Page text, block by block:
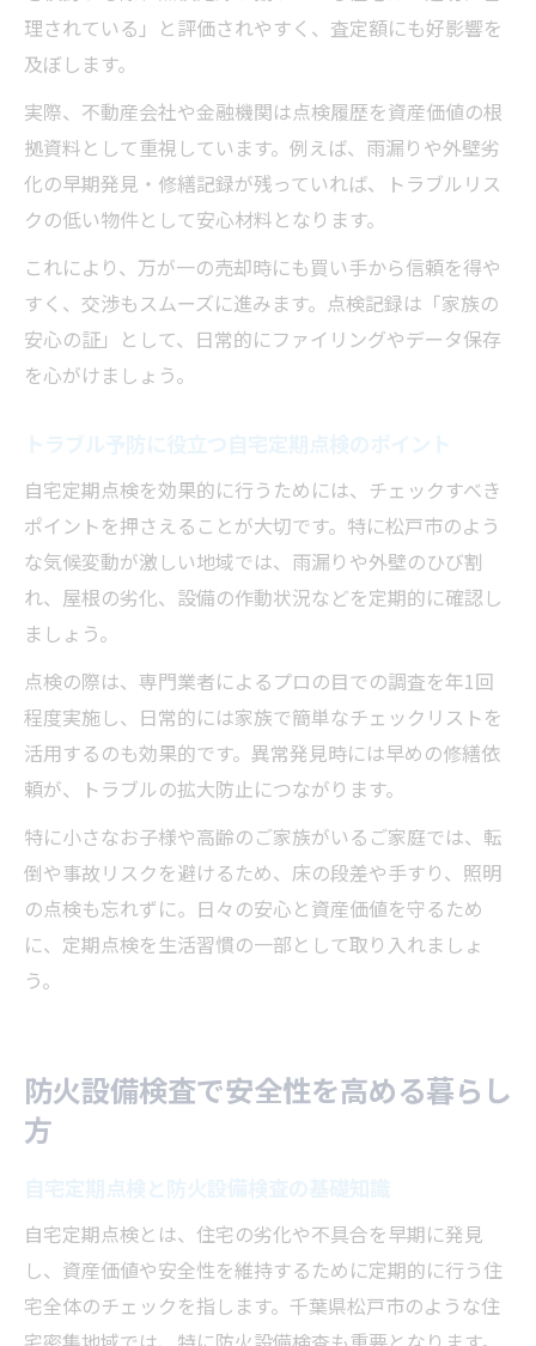
理されている」と評価されやすく、査定額にも好影響を
及ぼします。
実際、不動産会社や金融機関は点検履歴を資産価値の根
拠資料として重視しています。例えば、雨漏りや外壁劣
化の早期発見・修繕記録が残っていれば、トラブルリス
クの低い物件として安心材料となります。
これにより、万が一の売却時にも買い手から信頼を得や
すく、交渉もスムーズに進みます。点検記録は「家族の
安心の証」として、日常的にファイリングやデータ保存
を心がけましょう。
自宅定期点検を効果的に行うためには、チェックすべき
ポイントを押さえることが大切です。特に松戸市のよう
な気候変動が激しい地域では、雨漏りや外壁のひび割
れ、屋根の劣化、設備の作動状況などを定期的に確認し
ましょう。
点検の際は、専門業者によるプロの目での調査を年1回
程度実施し、日常的には家族で簡単なチェックリストを
活用するのも効果的です。異常発見時には早めの修繕依
頼が、トラブルの拡大防止につながります。
特に小さなお子様や高齢のご家族がいるご家庭では、転
倒や事故リスクを避けるため、床の段差や手すり、照明
の点検も忘れずに。日々の安心と資産価値を守るため
に、定期点検を生活習慣の一部として取り入れましょ
う。
防火設備検査で安全性を高める暮らし
方
自宅定期点検とは、住宅の劣化や不具合を早期に発見
し、資産価値や安全性を維持するために定期的に行う住
宅全体のチェックを指します。千葉県松戸市のような住